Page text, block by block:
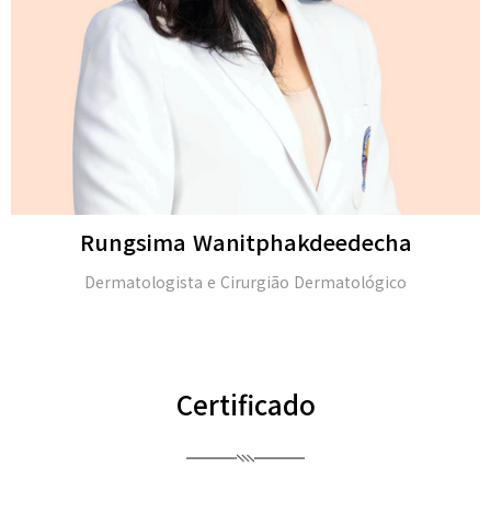
Michael H. Gold
M.D. e membro da Academia Americana de
Certificado